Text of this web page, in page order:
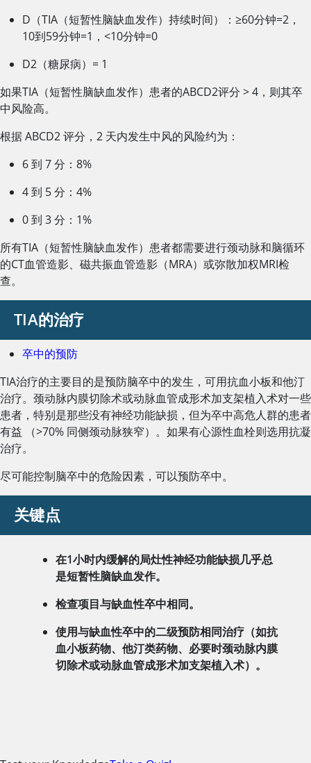
D（TIA（短暂性脑缺血发作）持续时间）：≥60分钟=2，
10到59分钟=1，<10分钟=0
D2（糖尿病）= 1
如果TIA（短暂性脑缺血发作）患者的ABCD2评分 > 4，则其卒
中风险高。
根据 ABCD2 评分，2 天内发生中风的风险约为：
6 到 7 分：8%
4 到 5 分：4%
0 到 3 分：1%
所有TIA（短暂性脑缺血发作）患者都需要进行颈动脉和脑循环
的CT血管造影、磁共振血管造影（MRA）或弥散加权MRI检
查。
TIA的治疗
卒中的预防
TIA治疗的主要目的是预防脑卒中的发生，可用抗血小板和他汀
治疗。颈动脉内膜切除术或动脉血管成形术加支架植入术对一些
患者，特别是那些没有神经功能缺损，但为卒中高危人群的患者
有益 （>70% 同侧颈动脉狭窄）。如果有心源性血栓则选用抗凝
治疗。
尽可能控制脑卒中的危险因素，可以预防卒中。
关键点
在1小时内缓解的局灶性神经功能缺损几乎总
是短暂性脑缺血发作。
检查项目与缺血性卒中相同。
使用与缺血性卒中的二级预防相同治疗（如抗
血小板药物、他汀类药物、必要时颈动脉内膜
切除术或动脉血管成形术加支架植入术）。